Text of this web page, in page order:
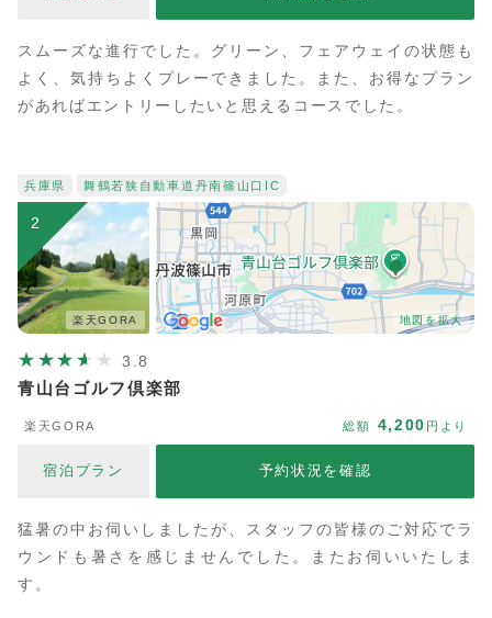
スムーズな進行でした。グリーン、フェアウェイの状態も
よく、気持ちよくプレーできました。また、お得なプラン
があればエントリーしたいと思えるコースでした。
兵庫県 舞鶴若狭自動車道 丹南篠山口IC
2
楽天GORA 地図を拡大
3.8
青山台ゴルフ倶楽部
楽天GORA 総額 4,200 円より
宿泊プラン 予約状況を確認
猛暑の中お伺いしましたが、スタッフの皆様のご対応でラ
ウンドも暑さを感じませんでした。またお伺いいたしま
す。